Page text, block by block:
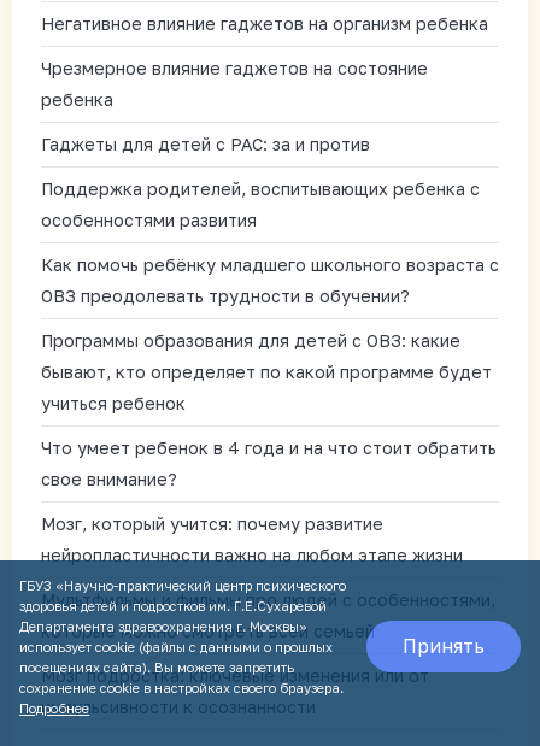
Негативное влияние гаджетов на организм ребенка
Чрезмерное влияние гаджетов на состояние
ребенка
Гаджеты для детей с РАС: за и против
Поддержка родителей, воспитывающих ребенка с
особенностями развития
Как помочь ребёнку младшего школьного возраста с
ОВЗ преодолевать трудности в обучении?
Программы образования для детей с ОВЗ: какие
бывают, кто определяет по какой программе будет
учиться ребенок
Что умеет ребенок в 4 года и на что стоит обратить
свое внимание?
Мозг, который учится: почему развитие
нейропластичности важно на любом этапе жизни
Мультфильмы и фильмы про людей с особенностями,
которые можно смотреть всей семьей
Мозг подростка: ключевые изменения или от
импульсивности к осознанности
ГБУЗ «Научно-практический центр психического
здоровья детей и подростков им. Г.Е.Сухаревой
Департамента здравоохранения г. Москвы»
использует cookie (файлы с данными о прошлых
посещениях сайта). Вы можете запретить
сохранение cookie в настройках своего браузера.
Подробнее
Принять